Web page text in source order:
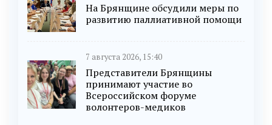
На Брянщине обсудили меры по
развитию паллиативной помощи
7 августа 2026, 15:40
Представители Брянщины
принимают участие во
Всероссийском форуме
волонтеров-медиков